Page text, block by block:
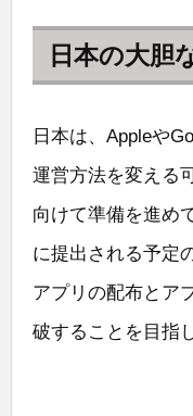
日本の大胆
日本は、Appleや
運営方法を変える
向けて準備を進め
に提出される予定
アプリの配布とア
破することを目指